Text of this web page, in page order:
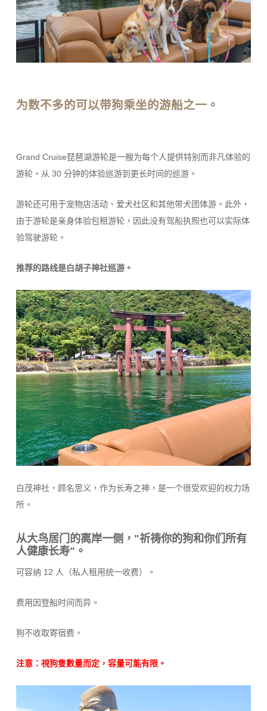
为数不多的可以带狗乘坐的游船之一。
Grand Cruise琵琶湖游轮是一艘为每个人提供特别而非凡体验的
游轮。从 30 分钟的体验巡游到更长时间的巡游。
游轮还可用于宠物店活动、爱犬社区和其他带犬团体游。此外，
由于游轮是亲身体验包租游轮，因此没有驾船执照也可以实际体
验驾驶游轮。
推荐的路线是白胡子神社巡游。
白茂神社，顾名思义，作为长寿之神，是一个很受欢迎的权力场
所。
从大鸟居门的离岸一侧，"祈祷你的狗和你们所有
人健康长寿"。
可容纳 12 人（私人租用统一收费）。
费用因登船时间而异。
狗不收取寄宿费。
注意：視狗隻數量而定，容量可能有限。